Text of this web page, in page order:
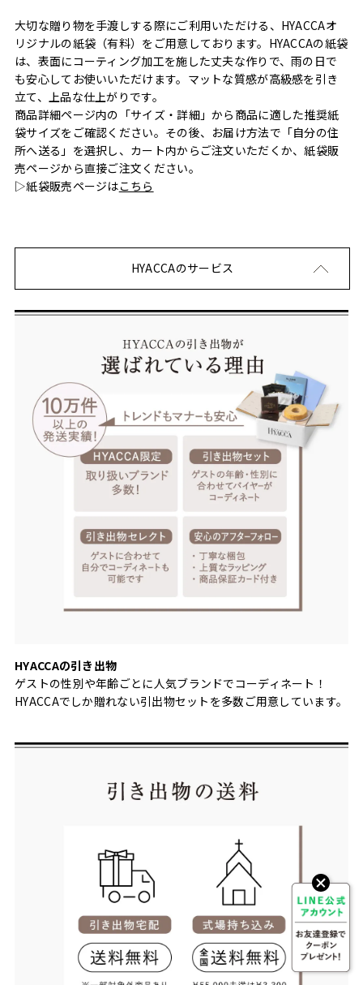
大切な贈り物を手渡しする際にご利用いただける、HYACCAオ
リジナルの紙袋（有料）をご用意しております。HYACCAの紙袋
は、表面にコーティング加工を施した丈夫な作りで、雨の日で
も安心してお使いいただけます。マットな質感が高級感を引き
立て、上品な仕上がりです。
商品詳細ページ内の「サイズ・詳細」から商品に適した推奨紙
袋サイズをご確認ください。その後、お届け方法で「自分の住
所へ送る」を選択し、カート内からご注文いただくか、紙袋販
売ページから直接ご注文ください。
▷紙袋販売ページはこちら
HYACCAのサービス
HYACCAの引き出物
ゲストの性別や年齢ごとに人気ブランドでコーディネート！
HYACCAでしか贈れない引出物セットを多数ご用意しています。